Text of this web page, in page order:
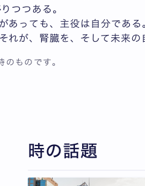
つつある。
あっても、主役は自分であ
れが、腎臓を、そして未来の
ものです。
時の話題
全3枚中1枚目を表示中